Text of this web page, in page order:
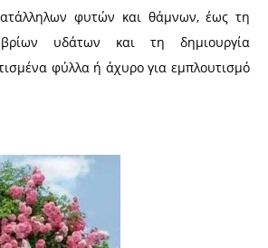
φυτών και θάμνων, έως τη
υδάτων και τη δημιουργία
φύλλα ή άχυρο για εμπλουτισμό